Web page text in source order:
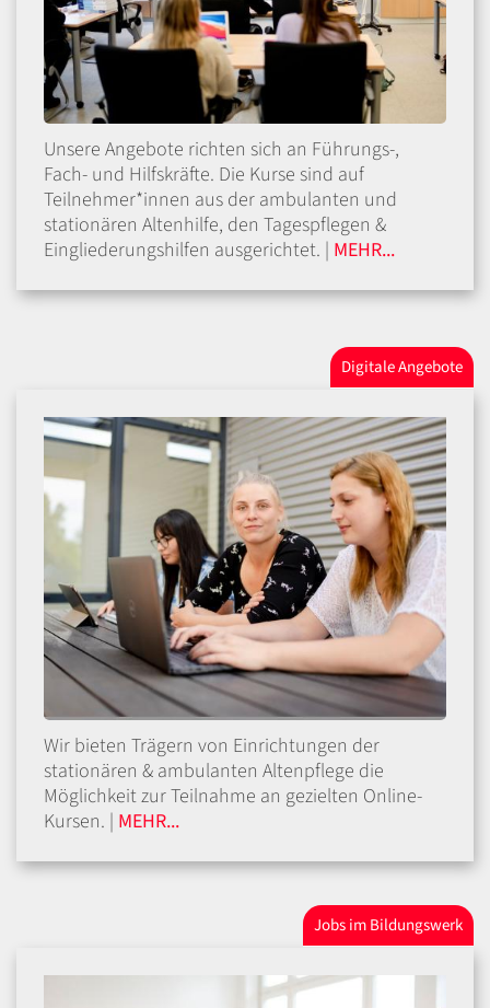
Unsere Angebote richten sich an Führungs-,
Fach- und Hilfskräfte. Die Kurse sind auf
Teilnehmer*innen aus der ambulanten und
stationären Altenhilfe, den Tagespflegen &
Eingliederungshilfen ausgerichtet. | MEHR...
Digitale Angebote
Wir bieten Trägern von Einrichtungen der
stationären & ambulanten Altenpflege die
Möglichkeit zur Teilnahme an gezielten Online-
Kursen. | MEHR...
Jobs im Bildungswerk